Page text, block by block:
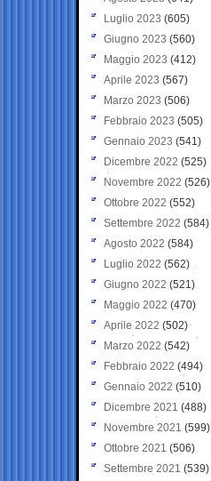
Luglio 2023 (605)
Giugno 2023 (560)
Maggio 2023 (412)
Aprile 2023 (567)
Marzo 2023 (506)
Febbraio 2023 (505)
Gennaio 2023 (541)
Dicembre 2022 (525)
Novembre 2022 (526)
Ottobre 2022 (552)
Settembre 2022 (584)
Agosto 2022 (584)
Luglio 2022 (562)
Giugno 2022 (521)
Maggio 2022 (470)
Aprile 2022 (502)
Marzo 2022 (542)
Febbraio 2022 (494)
Gennaio 2022 (510)
Dicembre 2021 (488)
Novembre 2021 (599)
Ottobre 2021 (506)
Settembre 2021 (539)